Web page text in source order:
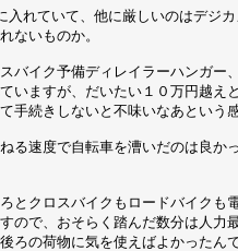
入れていて、他に厳しいのはデジ
ないものか。
バイク予備ディレイラーハンガー
いますが、だいたい１０万円越え
手続きしないと不味いなあという感
る速度で自転車を漕いだのは良か
とクロスバイクもロードバイクも
ので、おそらく踏んだ数分は人力
ろの荷物に気を使えばよかったんで